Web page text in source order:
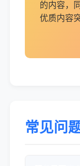
的内容，
优质内容
常见问